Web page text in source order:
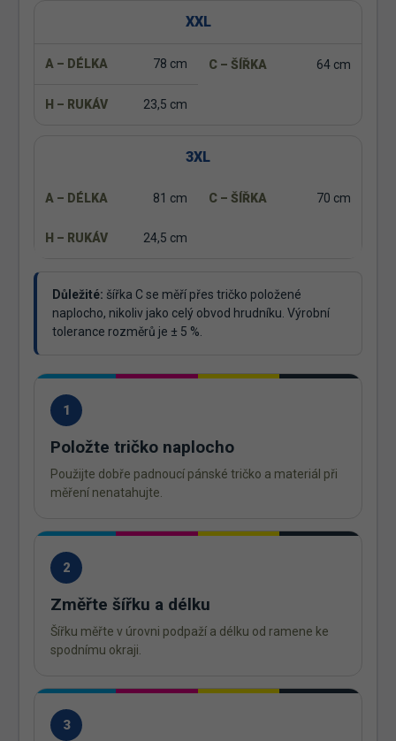
XXL
78 cm 64 cm
23,5 cm
3XL
81 cm 70 cm
24,5 cm
Důležité: šířka C se měří přes tričko položené
naplocho, nikoliv jako celý obvod hrudníku. Výrobní
tolerance rozměrů je ± 5 %.
1
Položte tričko naplocho
Použijte dobře padnoucí pánské tričko a materiál při
měření nenatahujte.
2
Změřte šířku a délku
Šířku měřte v úrovni podpaží a délku od ramene ke
spodnímu okraji.
3